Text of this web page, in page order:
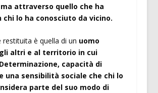
ma attraverso quello che ha
chi lo ha conosciuto da vicino.
restituita è quella di un uomo
altri e al territorio in cui
capacità di
una sensibilità sociale che chi lo
parte del suo modo di